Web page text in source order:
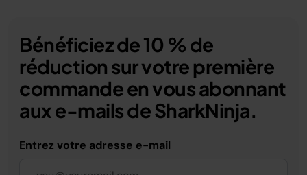
Bénéficiez de 10 % de
réduction sur votre première
commande en vous abonnant
aux e-mails de SharkNinja.
Entrez votre adresse e-mail